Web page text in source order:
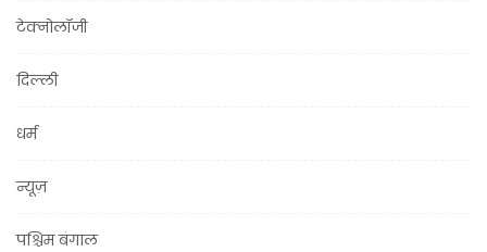
टेक्नोलॉजी
दिल्ली
धर्म
न्यूज़
पश्चिम बंगाल